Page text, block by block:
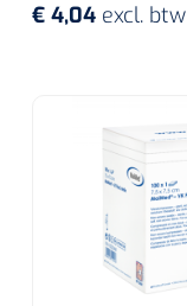
€ 4,04 excl. btw